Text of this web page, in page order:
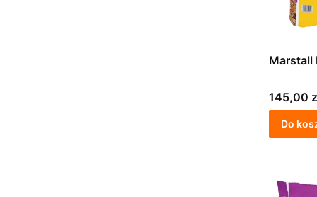
Marstall
Cena
145,00
Do